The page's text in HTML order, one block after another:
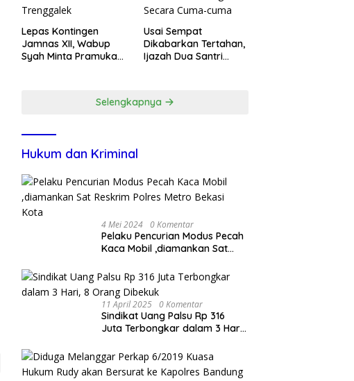
Lepas Kontingen
Jamnas XII, Wabup
Syah Minta Pramuka
Usai Sempat
Dikabarkan Tertahan,
Ijazah Dua Santri
Selengkapnya
Hukum dan Kriminal
4 Mei 2024 0 Komentar
Pelaku Pencurian Modus Pecah
Kaca Mobil ,diamankan Sat
Kota
11 April 2025 0 Komentar
Sindikat Uang Palsu Rp 316
Juta Terbongkar dalam 3 Hari,